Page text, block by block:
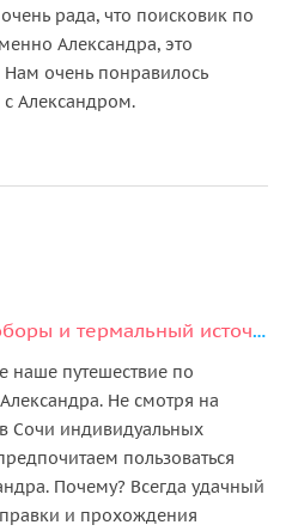
рада, что поисковик по
Александра, это
Нам очень понравилось
с Александром.
Гагра, город-призрак, соборы и термальный источник Кындыг
наше путешествие по
Не смотря на
Сочи индивидуальных
пользоваться
Почему? Всегда удачный
и прохождения